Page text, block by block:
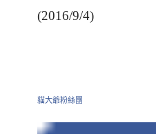
(2016/9/4)
貓大爺粉絲團